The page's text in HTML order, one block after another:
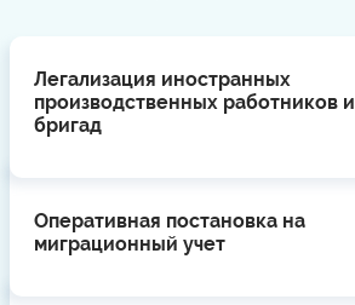
Легализация иностранных
производственных работников и
бригад
Оперативная постановка на
миграционный учет